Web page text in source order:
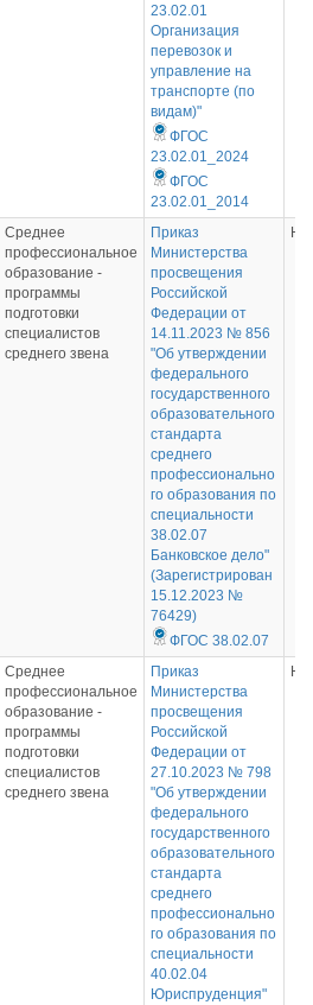
23.02.01
Организация
перевозок и
управление на
транспорте (по
видам)"
ФГОС
23.02.01_2024
ФГОС
23.02.01_2014
Среднее
профессиональное
образование -
программы
подготовки
специалистов
среднего звена
Приказ
Министерства
просвещения
Российской
Федерации от
14.11.2023 № 856
"Об утверждении
федерального
государственного
образовательного
стандарта
среднего
профессионально
го образования по
специальности
38.02.07
Банковское дело"
(Зарегистрирован
15.12.2023 №
76429)
ФГОС 38.02.07
Не
Среднее
профессиональное
образование -
программы
подготовки
специалистов
среднего звена
Приказ
Министерства
просвещения
Российской
Федерации от
27.10.2023 № 798
"Об утверждении
федерального
государственного
образовательного
стандарта
среднего
профессионально
го образования по
специальности
40.02.04
Юриспруденция"
Не